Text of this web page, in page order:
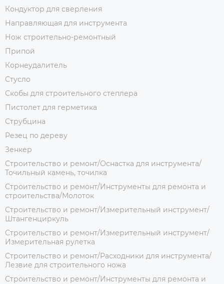
Кондуктор для сверления
Направляющая для инструмента
Нож строительно-ремонтный
Припой
Корнеудалитель
Стусло
Скобы для строительного степлера
Пистолет для герметика
Струбцина
Резец по дереву
Зенкер
Строительство и ремонт/Оснастка для инструмента/
Точильный камень, точилка
Строительство и ремонт/Инструменты для ремонта и
строительства/Молоток
Строительство и ремонт/Измерительный инструмент/
Штангенциркуль
Строительство и ремонт/Измерительный инструмент/
Измерительная рулетка
Строительство и ремонт/Расходники для инструмента/
Лезвие для строительного ножа
Строительство и ремонт/Инструменты для ремонта и